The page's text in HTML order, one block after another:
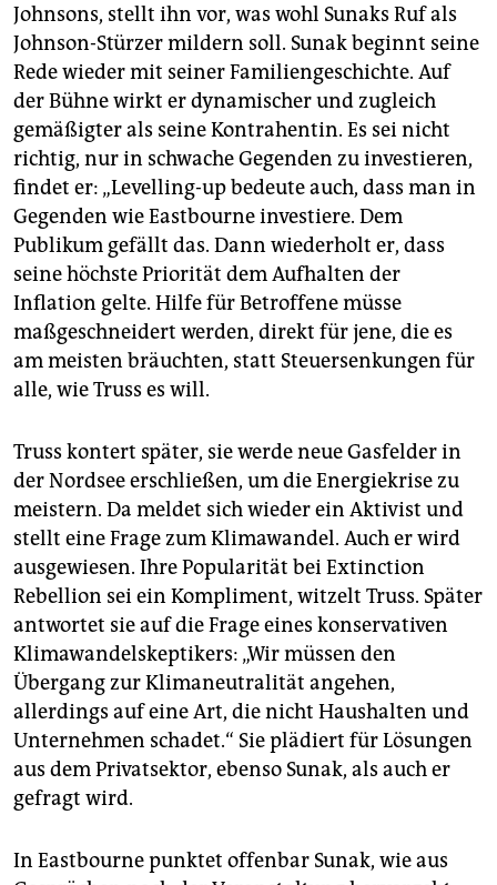
Johnsons, stellt ihn vor, was wohl Sunaks Ruf als
Johnson-Stürzer mildern soll. Sunak beginnt seine
Rede wieder mit seiner Familiengeschichte. Auf
der Bühne wirkt er dynamischer und zugleich
gemäßigter als seine Kontrahentin. Es sei nicht
richtig, nur in schwache Gegenden zu investieren,
findet er: „Levelling-up bedeute auch, dass man in
Gegenden wie Eastbourne investiere. Dem
Publikum gefällt das. Dann wiederholt er, dass
seine höchste Priorität dem Aufhalten der
Inflation gelte. Hilfe für Betroffene müsse
maßgeschneidert werden, direkt für jene, die es
am meisten bräuchten, statt Steuersenkungen für
alle, wie Truss es will.
Truss kontert später, sie werde neue Gasfelder in
der Nordsee erschließen, um die Energiekrise zu
meistern. Da meldet sich wieder ein Aktivist und
stellt eine Frage zum Klimawandel. Auch er wird
ausgewiesen. Ihre Popularität bei Extinction
Rebellion sei ein Kompliment, witzelt Truss. Später
antwortet sie auf die Frage eines konservativen
Klimawandelskeptikers: „Wir müssen den
Übergang zur Klimaneutralität angehen,
allerdings auf eine Art, die nicht Haushalten und
Unternehmen schadet.“ Sie plädiert für Lösungen
aus dem Privatsektor, ebenso Sunak, als auch er
gefragt wird.
In Eastbourne punktet offenbar Sunak, wie aus